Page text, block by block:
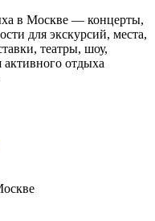
в Москве — концерты,
для экскурсий, места,
театры, шоу,
отдыха